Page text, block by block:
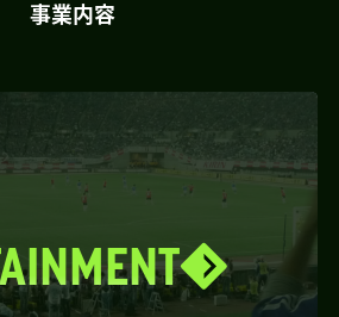
事業内容